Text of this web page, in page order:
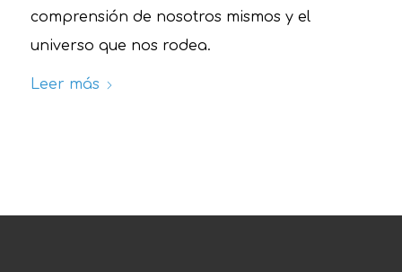
comprensión de nosotros mismos y el
universo que nos rodea.
Leer más